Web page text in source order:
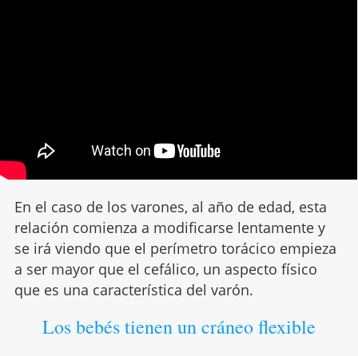
En el caso de los varones, al año de edad, esta
relación comienza a modificarse lentamente y
se irá viendo que el perímetro torácico empieza
a ser mayor que el cefálico, un aspecto físico
que es una característica del varón.
Los bebés tienen un cráneo flexible